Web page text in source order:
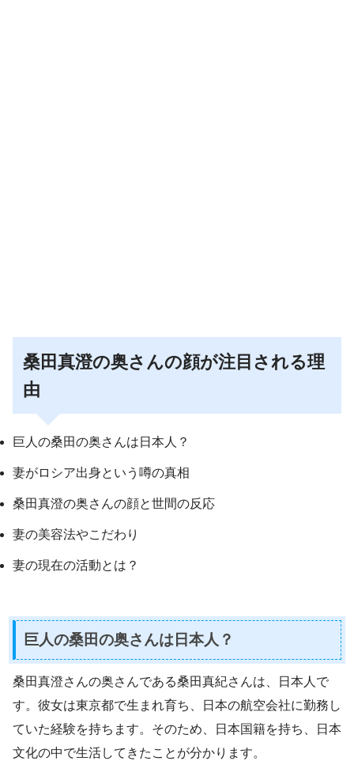
桑田真澄の奥さんの顔が注目される理
由
巨人の桑田の奥さんは日本人？
妻がロシア出身という噂の真相
桑田真澄の奥さんの顔と世間の反応
妻の美容法やこだわり
妻の現在の活動とは？
巨人の桑田の奥さんは日本人？
桑田真澄さんの奥さんである桑田真紀さんは、日本人で
す。彼女は東京都で生まれ育ち、日本の航空会社に勤務し
ていた経験を持ちます。そのため、日本国籍を持ち、日本
文化の中で生活してきたことが分かります。